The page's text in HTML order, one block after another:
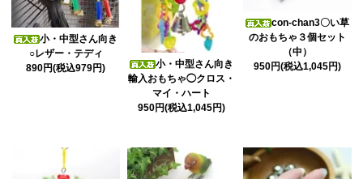
小・中型さん向き
○レザー・テディ
890円(税込979円)
小・中型さん向き
輸入おもちゃ◯クロス・
マイ・ハート
950円(税込1,045円)
con-chan3〇い草
のおもちゃ３個セット
（中）
950円(税込1,045円)